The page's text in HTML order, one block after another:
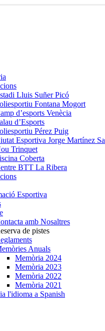
Lluis Suñer Picó
Fontana Mogort
d’esports Venècia
d’Esports
Pérez Puig
Esportiva Jorge Martínez
Trinquet
Coberta
BTT La Ribera
Esportiva
amb Nosaltres
de pistes
Anuals
Memòria 2024
Memòria 2023
Memòria 2022
Memòria 2021